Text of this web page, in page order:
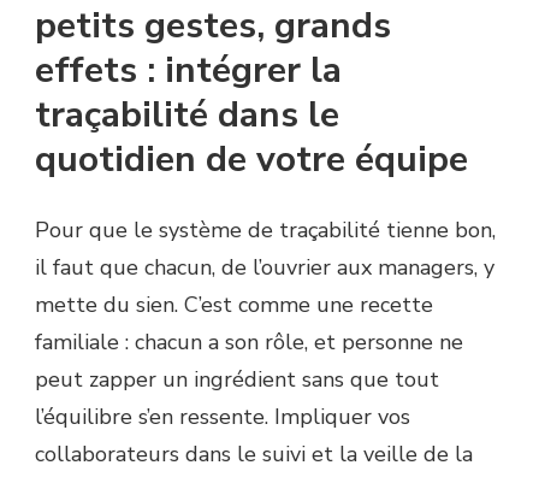
petits gestes, grands
effets : intégrer la
traçabilité dans le
quotidien de votre équipe
Pour que le système de traçabilité tienne bon,
il faut que chacun, de l’ouvrier aux managers, y
mette du sien. C’est comme une recette
familiale : chacun a son rôle, et personne ne
peut zapper un ingrédient sans que tout
l’équilibre s’en ressente. Impliquer vos
collaborateurs dans le suivi et la veille de la